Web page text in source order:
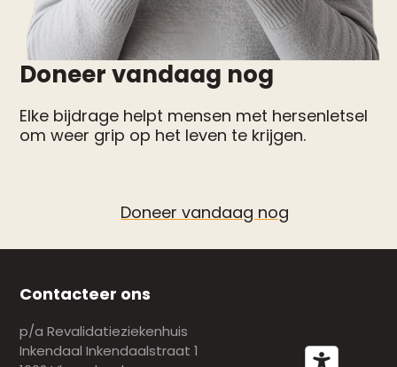
Doneer vandaag nog
Elke bijdrage helpt mensen met hersenletsel
om weer grip op het leven te krijgen.
Doneer vandaag nog
Contacteer ons
p/a Revalidatieziekenhuis
Inkendaal Inkendaalstraat 1